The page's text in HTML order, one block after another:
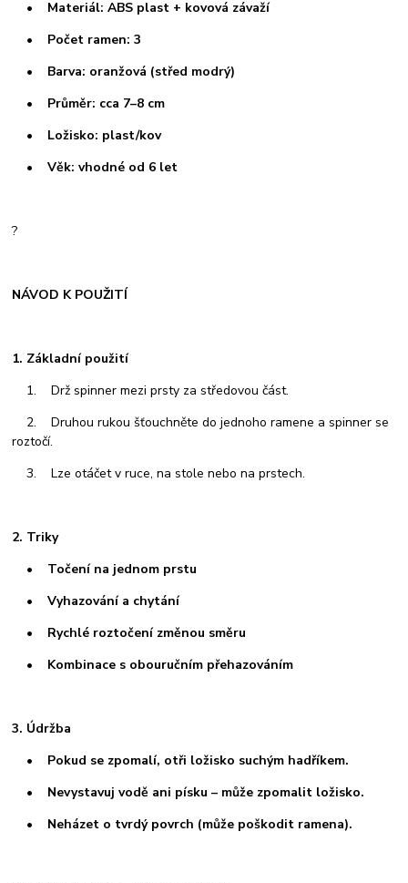
• Materiál: ABS plast + kovová závaží
• Počet ramen: 3
• Barva: oranžová (střed modrý)
• Průměr: cca 7–8 cm
• Ložisko: plast/kov
• Věk: vhodné od 6 let
?
NÁVOD K POUŽITÍ
1. Základní použití
1. Drž spinner mezi prsty za středovou část.
2. Druhou rukou šťouchněte do jednoho ramene a spinner se
roztočí.
3. Lze otáčet v ruce, na stole nebo na prstech.
2. Triky
• Točení na jednom prstu
• Vyhazování a chytání
• Rychlé roztočení změnou směru
• Kombinace s obouručním přehazováním
3. Údržba
• Pokud se zpomalí, otři ložisko suchým hadříkem.
• Nevystavuj vodě ani písku – může zpomalit ložisko.
• Neházet o tvrdý povrch (může poškodit ramena).